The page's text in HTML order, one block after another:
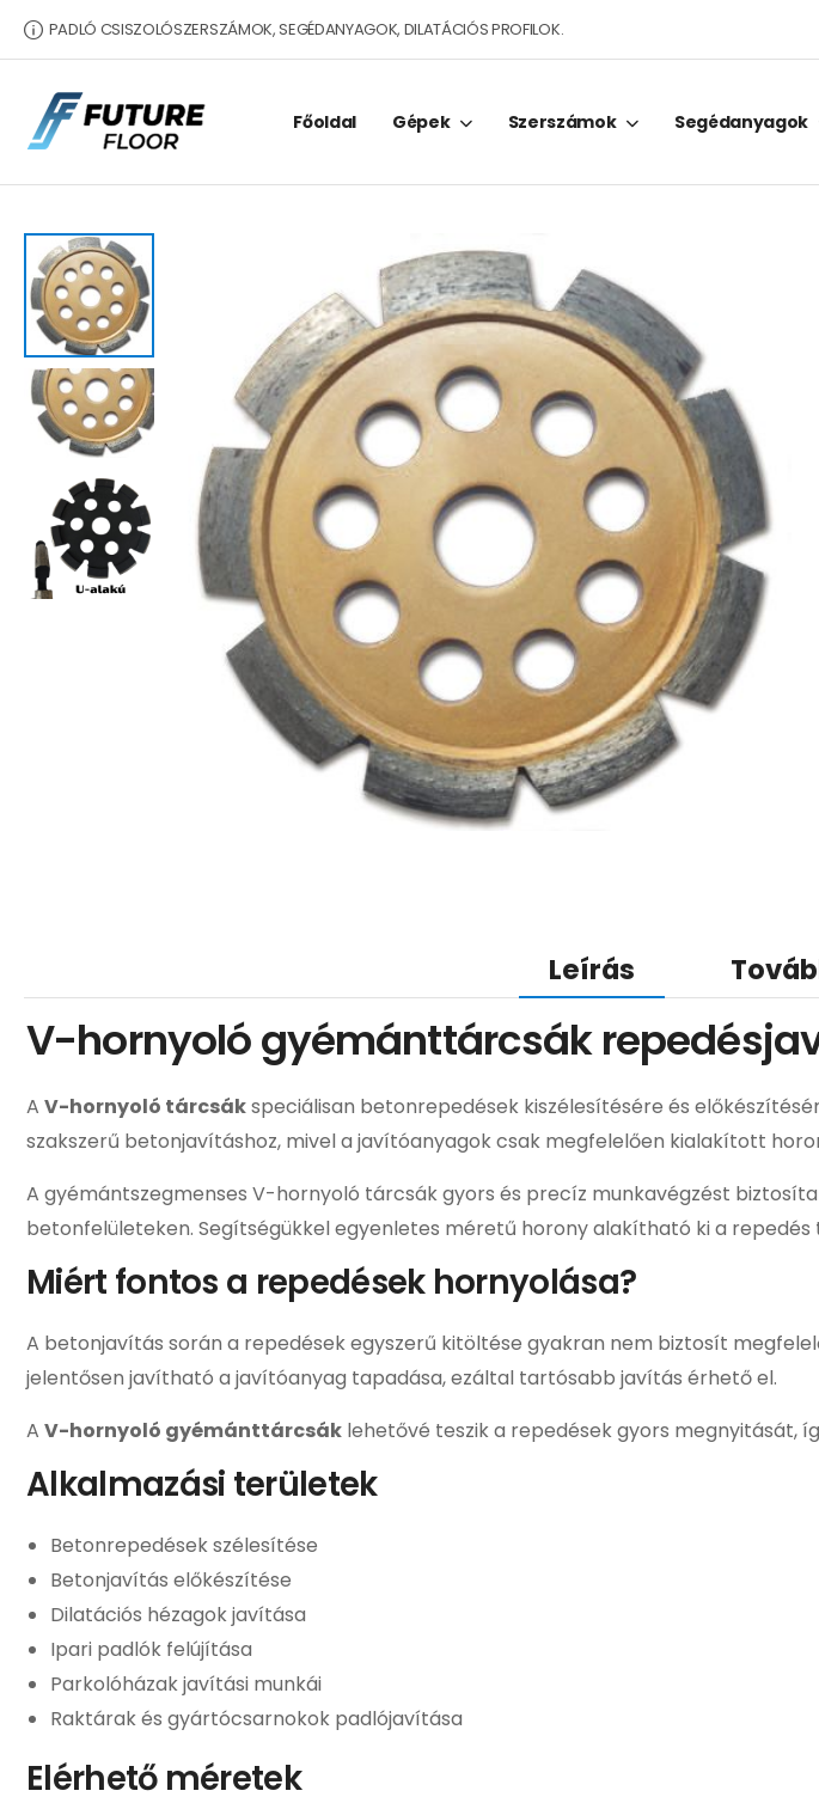
PADLÓ CSISZOLÓSZERSZÁMOK, SEGÉDANYAGOK, DILATÁCIÓS PROFILOK.
Főoldal Gépek Szerszámok Segédanyagok
Leírás
V-hornyoló gyémánttárcsák
A V-hornyoló tárcsákspeciálisan betonrepedések kiszélesítésére és
szakszerű betonjavításhoz, mivel a javítóanyagok csak megfelelően kialakított
A gyémántszegmenses V-hornyoló tárcsák gyors és precíz munkavégzést
betonfelületeken. Segítségükkel egyenletes méretű horony alakítható ki a repedés
Miért fontos a repedések hornyolása?
A betonjavítás során a repedések egyszerű kitöltése gyakran nem biztosít
jelentősen javítható a javítóanyag tapadása, ezáltal tartósabb javítás érhető el.
A V-hornyoló gyémánttárcsák lehetővé teszik a repedések gyors megnyitását,
Alkalmazási területek
Betonrepedések szélesítése
Betonjavítás előkészítése
Dilatációs hézagok javítása
Ipari padlók felújítása
Parkolóházak javítási munkái
Raktárak és gyártócsarnokok padlójavítása
Elérhető méretek